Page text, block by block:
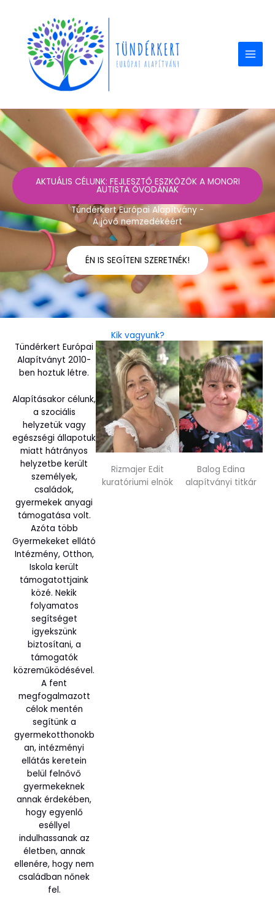
content
AKTUÁLIS CÉLUNK: FEJLESZTŐ ESZKÖZÖK A MONORI
AUTISTA ÓVODÁNAK
Tündérkert Európai Alapítvány -
A jövő nemzedékéért
ÉN IS SEGÍTENI SZERETNÉK!
Kik vagyunk?
Tündérkert Európai
Alapítványt 2010-
ben hoztuk létre.
Alapításakor célunk,
a szociális
helyzetük vagy
egészségi állapotuk
miatt hátrányos
helyzetbe került
személyek,
családok,
gyermekek anyagi
támogatása volt.
Azóta több
Gyermekeket ellátó
Intézmény, Otthon,
Iskola került
támogatottjaink
közé. Nekik
folyamatos
segítséget
igyekszünk
biztosítani, a
támogatók
közreműködésével.
A fent
megfogalmazott
célok mentén
segítünk a
gyermekotthonokb
an, intézményi
ellátás keretein
belül felnővő
gyermekeknek
annak érdekében,
hogy egyenlő
eséllyel
indulhassanak az
életben, annak
ellenére, hogy nem
családban nőnek
fel.
Rizmajer Edit
kuratóriumi elnök
Balog Edina
alapítványi titkár